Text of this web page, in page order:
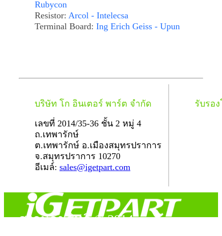
Rubycon
Resistor: Arcol - Intelecsa
Terminal Board: Ing Erich Geiss - Upun
บริษัท โก อินเตอร์ พาร์ต จำกัด
เลขที่ 2014/35-36 ชั้น 2 หมู่ 4
ถ.เทพารักษ์
ต.เทพารักษ์ อ.เมืองสมุทรปราการ
จ.สมุทรปราการ 10270
อีเมล์: sales@igetpart.com
รับรอ
สงวนลิขสิทธิ์ © 2014